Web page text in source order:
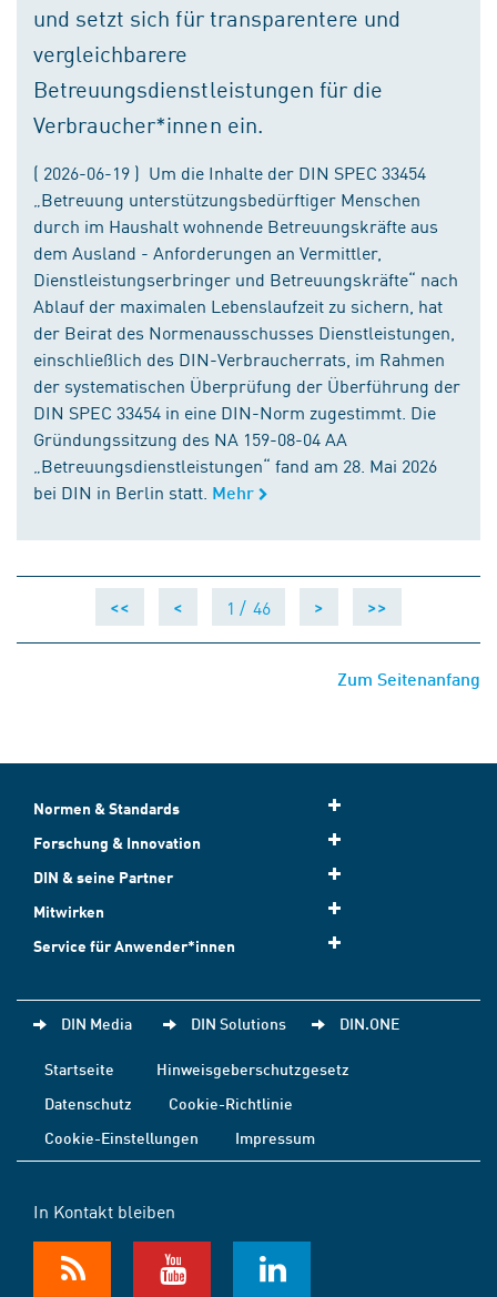
und setzt sich für transparentere und
vergleichbarere
Betreuungsdienstleistungen für die
Verbraucher*innen ein.
( 2026-06-19 ) Um die Inhalte der DIN SPEC 33454
„Betreuung unterstützungsbedürftiger Menschen
durch im Haushalt wohnende Betreuungskräfte aus
dem Ausland - Anforderungen an Vermittler,
Dienstleistungserbringer und Betreuungskräfte“ nach
Ablauf der maximalen Lebenslaufzeit zu sichern, hat
der Beirat des Normenausschusses Dienstleistungen,
einschließlich des DIN-Verbraucherrats, im Rahmen
der systematischen Überprüfung der Überführung der
DIN SPEC 33454 in eine DIN-Norm zugestimmt. Die
Gründungssitzung des NA 159-08-04 AA
„Betreuungsdienstleistungen“ fand am 28. Mai 2026
bei DIN in Berlin statt. Mehr
<< < 1 / 46 > >>
Zum Seitenanfang
Normen & Standards
Forschung & Innovation
DIN & seine Partner
Mitwirken
Service für Anwender*innen
DIN Media DIN Solutions DIN.ONE
Startseite
Hinweisgeberschutzgesetz
Datenschutz
Cookie-Richtlinie
Cookie-Einstellungen
Impressum
In Kontakt bleiben